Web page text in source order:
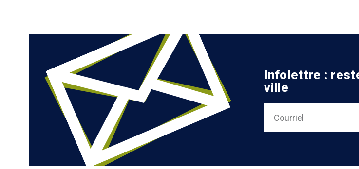
Infolettre :
ville